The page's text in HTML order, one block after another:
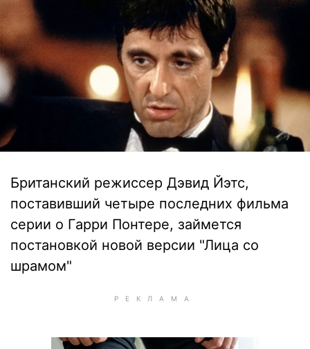
Британский режиссер Дэвид Йэтс,
поставивший четыре последних фильма
серии о Гарри Понтере, займется
постановкой новой версии "Лица со
шрамом"